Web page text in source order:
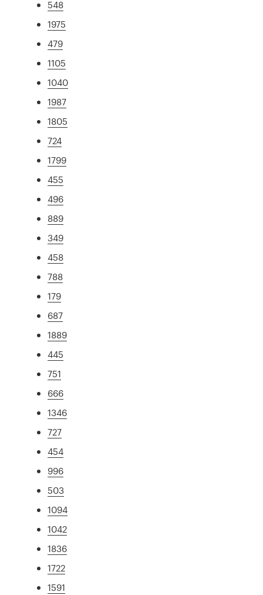
548
1975
479
1105
1040
1987
1805
724
1799
455
496
889
349
458
788
179
687
1889
445
751
666
1346
727
454
996
503
1094
1042
1836
1722
1591